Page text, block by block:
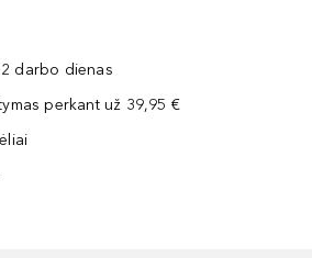
darbo dienas
perkant už 39,95 €